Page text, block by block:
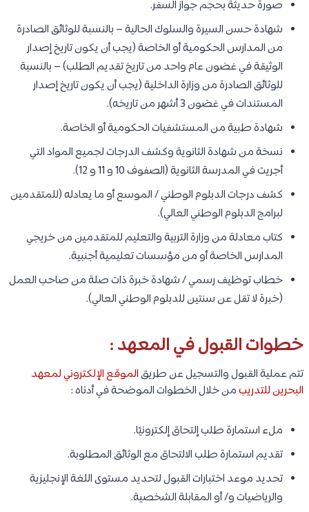
صورة حديثة بحجم جواز السفر.
شهادة حسن السيرة والسلوك الحالية – بالنسبة للوثائق الصادرة
من المدارس الحكومية أو الخاصة (يجب أن يكون تاريخ إصدار
الوثيقة في غضون عام واحد من تاريخ تقديم الطلب) – بالنسبة
للوثائق الصادرة من وزارة الداخلية (يجب أن يكون تاريخ إصدار
المستندات في غضون 3 أشهر من تاريخه).
شهادة طبية من المستشفيات الحكومية أو الخاصة.
نسخة من شهادة الثانوية وكشف الدرجات لجميع المواد التي
أجريت في المدرسة الثانوية (الصفوف 10 و 11 و 12).
كشف درجات الدبلوم الوطني / الموسع أو ما يعادله (للمتقدمين
لبرامج الدبلوم الوطني العالي).
كتاب معادلة من وزارة التربية والتعليم للمتقدمين من خريجي
المدارس الخاصة أو من مؤسسات تعليمية أجنبية.
خطاب توظيف رسمي / شهادة خبرة ذات صلة من صاحب العمل
(خبرة لا تقل عن سنتين للدبلوم الوطني العالي).
خطوات القبول في المعهد :
تتم عملية القبول والتسجيل عن طريقالموقع الإلكتروني لمعهد
البحرين للتدريبمن خلال الخطوات الموضحة في أدناه :
ملء استمارة طلب إلتحاق إلكترونيًا.
تقديم استمارة طلب الالتحاق مع الوثائق المطلوبة.
تحديد موعد اختبارات القبول لتحديد مستوى اللغة الإنجليزية
والرياضيات و/ أو المقابلة الشخصية.